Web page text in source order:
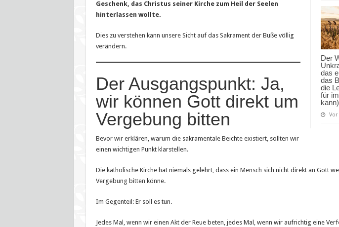
Der
das
das
die
für
kann)
Vor
Geschenk, das Christus seiner Kirche zum Heil der Seelen
hinterlassen wollte.
Dies zu verstehen kann unsere Sicht auf das Sakrament der Buße völlig
verändern.
Der Ausgangspunkt: Ja,
wir können Gott direkt um
Vergebung bitten
Bevor wir erklären, warum die sakramentale Beichte existiert, sollten wir
einen wichtigen Punkt klarstellen.
Die katholische Kirche hat niemals gelehrt, dass ein Mensch sich nicht direkt an Gott
Vergebung bitten könne.
Im Gegenteil: Er soll es tun.
Jedes Mal, wenn wir einen Akt der Reue beten, jedes Mal, wenn wir aufrichtig eine